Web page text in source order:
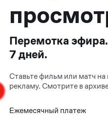
Перемотка
7 дней.
Ставьте фильм или матч
рекламу. Смотрите в
Ежемесячный платеж